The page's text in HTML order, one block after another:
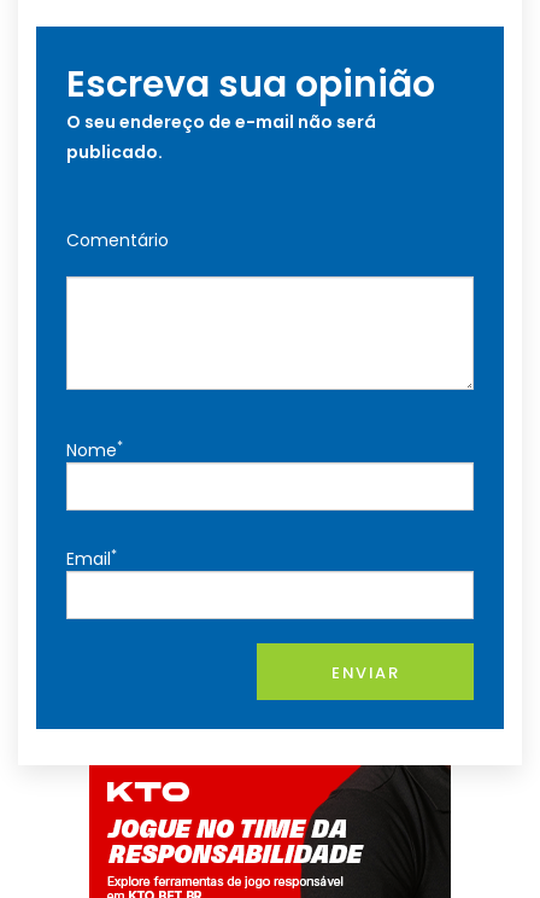
Escreva sua opinião
O seu endereço de e-mail não será
publicado.
Comentário
Nome*
Email*
ENVIAR